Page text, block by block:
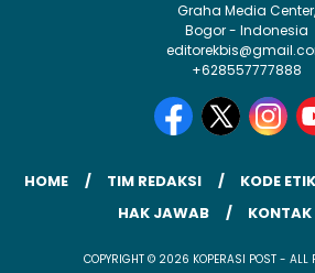
Graha Media Center,
Bogor - Indonesia
+628557777888
HOME TIM REDAKSI KODE ETIK
HAK JAWAB
COPYRIGHT © 2026 KOPERASI POST - ALL